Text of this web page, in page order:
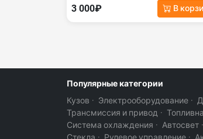
3 000₽ В
Популярные категории
Кузов · Электрооборудование ·
Трансмиссия и привод ·
Система охлаждения · Автосвет ·